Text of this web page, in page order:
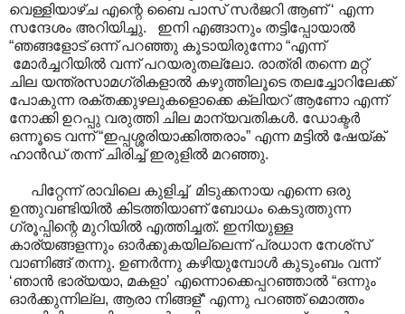
വെള്ളിയാഴ്ച എന്റെ ബൈ പാസ് സർജറി ആണ് ‘ എന്ന
സന്ദേശം അറിയിച്ചു. ഇനി എങ്ങാനും തട്ടിപ്പോയാൽ
“ഞങ്ങളോട് ഒന്ന് പറഞ്ഞു കൂടായിരുന്നോ “എന്ന്
മോർച്ചറിയിൽ വന്ന് പറയരുതല്ലോ. രാത്രി തന്നെ മറ്റ്
ചില യന്ത്രസാമഗ്രികളാൽ കഴുത്തിലൂടെ തലച്ചോറിലേക്ക്
പോകുന്ന രക്തക്കുഴലുകളൊക്കെ ക്ലിയറ് ആണോ എന്ന്
നോക്കി ഉറപ്പു വരുത്തി ചില മാന്യവതികൾ. ഡോക്ടർ
ഒന്നൂടെ വന്ന് “ഇപ്പശ്ശരിയാക്കിത്തരാം” എന്ന മട്ടിൽ ഷേയ്ക്
ഹാൻഡ് തന്ന് ചിരിച്ച് ഇരുളിൽ മറഞ്ഞു.
പിറ്റേന്ന് രാവിലെ കുളിച്ച് മിടുക്കനായ എന്നെ ഒരു
ഉന്തുവണ്ടിയിൽ കിടത്തിയാണ് ബോധം കെടുത്തുന്ന
ഗ്രൂപ്പിന്റെ മുറിയിൽ എത്തിച്ചത്. ഇനിയുള്ള
കാര്യങ്ങളന്നും ഓർക്കുകയില്ലെന്ന് പ്രധാന നേശ്സ്
വാണിങ്ങ് തന്നു. ഉണർന്നു കഴിയുമ്പോൾ കുടുംബം വന്ന്
‘ഞാൻ ഭാര്യയാ, മകളാ’ എന്നൊക്കെപ്പറഞ്ഞാൽ “ഒന്നും
ഓർക്കുന്നില്ല, ആരാ നിങ്ങള്“ എന്നു പറഞ്ഞ് മൊത്തം